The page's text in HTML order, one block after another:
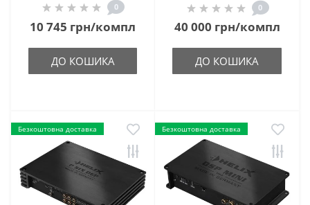
0
10 745 грн/компл
ДО КОШИКА
0
40 000 грн/компл
ДО КОШИКА
Безкоштовна доставка Безкоштовна доставка